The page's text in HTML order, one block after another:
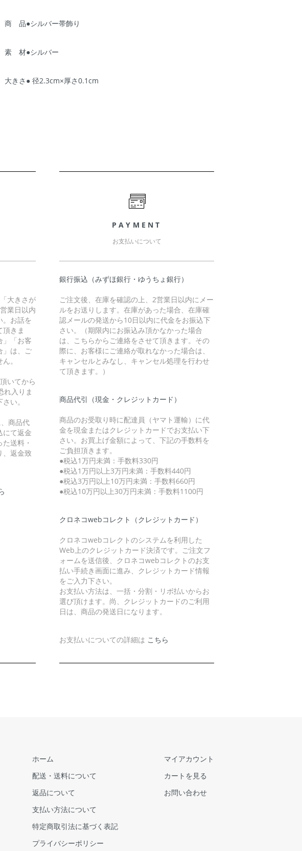
商 品●シルバー帯飾り
素 材●シルバー
大きさ● 径2.3cm×厚さ0.1cm
大きさが
業日以内
。お話を
きま
」「お客
」は、ご
。
いてから
れ入りま
い。
商品代
にて返金
送料・
、返金致
PAYMENT
お支払いについて
銀行振込（みずほ銀行・ゆうちょ銀行）
ご注文後、在庫を確認の上、2営業日以内にメー
ルをお送りします。在庫があった場合、在庫確
認メールの発送から10日以内に代金をお振込下
さい。（期限内にお振込み頂かなかった場合
は、こちらからご連絡をさせて頂きます。その
際に、お客様にご連絡が取れなかった場合は、
キャンセルとみなし、キャンセル処理を行わせ
て頂きます。）
商品代引（現金・クレジットカード）
商品のお受取り時に配達員（ヤマト運輸）に代
金を現金またはクレジットカードでお支払い下
さい。お買上げ金額によって、下記の手数料を
ご負担頂きます。
●税込1万円未満：手数料330円
●税込1万円以上3万円未満：手数料440円
●税込3万円以上10万円未満：手数料660円
●税込10万円以上30万円未満：手数料1100円
クロネコwebコレクト（クレジットカード）
クロネコwebコレクトのシステムを利用した
Web上のクレジットカード決済です。ご注文フ
ォームを送信後、クロネコwebコレクトのお支
払い手続き画面に進み、クレジットカード情報
をご入力下さい。
お支払い方法は、一括・分割・リボ払いからお
選び頂けます。尚、クレジットカードのご利用
日は、商品の発送日になります。
お支払いについての詳細は こちら
ホーム
配送・送料について
返品について
支払い方法について
特定商取引法に基づく表記
プライバシーポリシー
マイアカウント
カートを見る
お問い合わせ